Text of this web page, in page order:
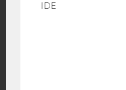
IDE